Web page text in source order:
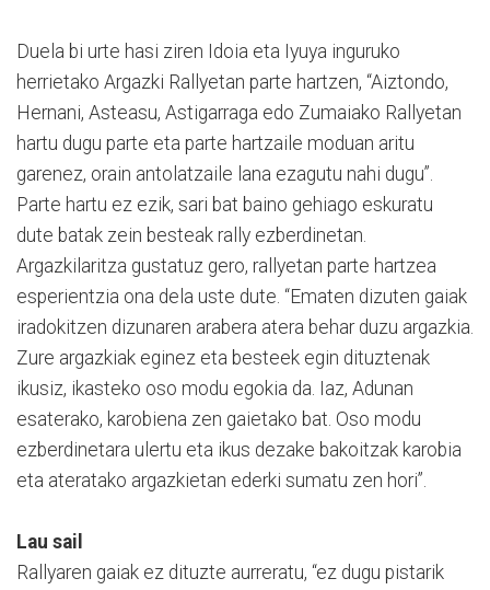
Duela bi urte hasi ziren Idoia eta Iyuya inguruko
herrietako Argazki Rallyetan parte hartzen, “Aiztondo,
Hernani, Asteasu, Astigarraga edo Zumaiako Rallyetan
hartu dugu parte eta parte hartzaile moduan aritu
garenez, orain antolatzaile lana ezagutu nahi dugu”.
Parte hartu ez ezik, sari bat baino gehiago eskuratu
dute batak zein besteak rally ezberdinetan.
Argazkilaritza gustatuz gero, rallyetan parte hartzea
esperientzia ona dela uste dute. “Ematen dizuten gaiak
iradokitzen dizunaren arabera atera behar duzu argazkia.
Zure argazkiak eginez eta besteek egin dituztenak
ikusiz, ikasteko oso modu egokia da. Iaz, Adunan
esaterako, karobiena zen gaietako bat. Oso modu
ezberdinetara ulertu eta ikus dezake bakoitzak karobia
eta ateratako argazkietan ederki sumatu zen hori”.
Lau sail
Rallyaren gaiak ez dituzte aurreratu, “ez dugu pistarik